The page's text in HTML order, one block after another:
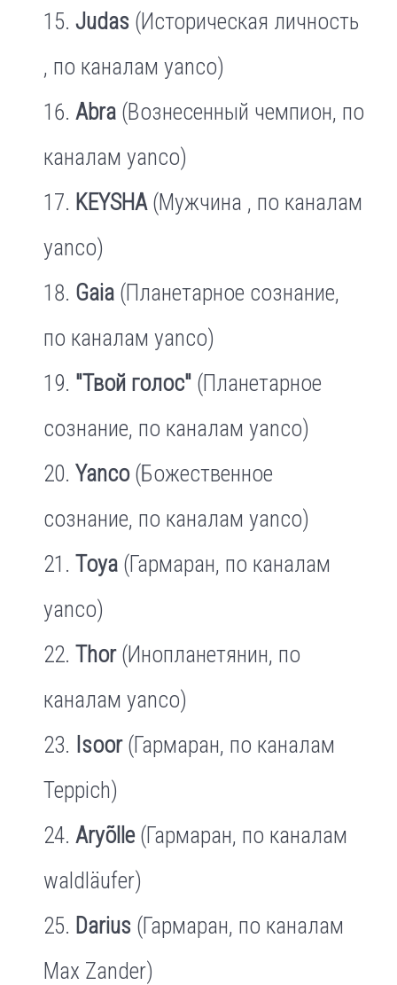
Judas (Историческая личность
, по каналам yanco)
Abra (Вознесенный чемпион, по
каналам yanco)
KEYSHA (Мужчина , по каналам
yanco)
Gaia (Планетарное сознание,
по каналам yanco)
"Твой голос" (Планетарное
сознание, по каналам yanco)
Yanco(Божественное
сознание, по каналам yanco)
Toya (Гармаран, по каналам
yanco)
Thor(Инопланетянин, по
каналам yanco)
Isoor(Гармаран, по каналам
Teppich)
Aryõlle(Гармаран, по каналам
waldläufer)
Darius (Гармаран, по каналам
Max Zander)